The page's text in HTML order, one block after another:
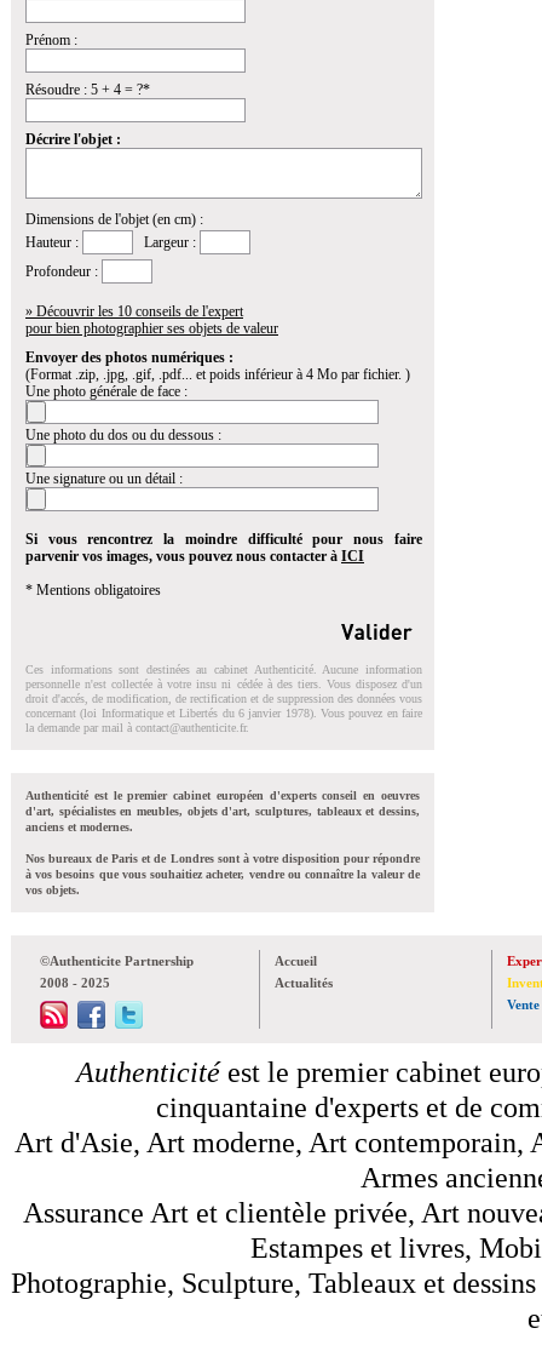
Prénom :
Résoudre : 5 + 4 = ?*
Décrire l'objet :
Dimensions de l'objet (en cm) :
Hauteur :
Largeur :
Profondeur :
» Découvrir les 10 conseils de l'expert
pour bien photographier ses objets de valeur
Envoyer des photos numériques :
(Format .zip, .jpg, .gif, .pdf... et poids inférieur à 4 Mo par fichier. )
Une photo générale de face :
Une photo du dos ou du dessous :
Une signature ou un détail :
Si vous rencontrez la moindre difficulté pour nous faire
parvenir vos images, vous pouvez nous contacter à ICI
* Mentions obligatoires
Ces informations sont destinées au cabinet Authenticité. Aucune information
personnelle n'est collectée à votre insu ni cédée à des tiers. Vous disposez d'un
droit d'accés, de modification, de rectification et de suppression des données vous
concernant (loi Informatique et Libertés du 6 janvier 1978). Vous pouvez en faire
la demande par mail à contact@authenticite.fr.
Authenticité est le premier cabinet européen d'experts conseil en oeuvres
d'art, spécialistes en meubles, objets d'art, sculptures, tableaux et dessins,
anciens et modernes.
Nos bureaux de Paris et de Londres sont à votre disposition pour répondre
à vos besoins que vous souhaitiez acheter, vendre ou connaître la valeur de
vos objets.
©Authenticite Partnership
2008 - 2025
Accueil
Actualités
Vente
Authenticitéest le premier cabinet
cinquantaine d'experts et de
Art d'Asie, Art moderne, Art contemporain,
Armes
Assurance Art et clientèle privée, Art
Estampes et livres,
Photographie, Sculpture, Tableaux et